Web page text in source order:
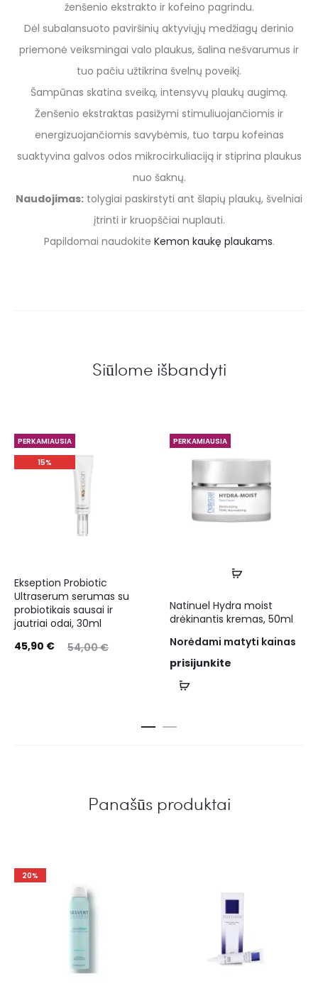
ženšenio ekstrakto ir kofeino pagrindu.
Dėl subalansuoto paviršinių aktyviųjų medžiagų derinio
priemonė veiksmingai valo plaukus, šalina nešvarumus ir
tuo pačiu užtikrina švelnų poveikį.
Šampūnas skatina sveiką, intensyvų plaukų augimą.
Ženšenio ekstraktas pasižymi stimuliuojančiomis ir
energizuojančiomis savybėmis, tuo tarpu kofeinas
suaktyvina galvos odos mikrocirkuliaciją ir stiprina plaukus
nuo šaknų.
Naudojimas: tolygiai paskirstyti ant šlapių plaukų, švelniai
įtrinti ir kruopščiai nuplauti.
Papildomai naudokite Kemon kaukę plaukams.
Siūlome išbandyti
PERKAMIAUSIA
15%
Ekseption Probiotic
Ultraserum serumas su
probiotikais sausai ir
jautriai odai, 30ml
54,00€
45,90 €
PERKAMIAUSIA
Natinuel Hydra moist
drėkinantis kremas, 50ml
Norėdami matyti kainas
prisijunkite
Panašūs produktai
20%